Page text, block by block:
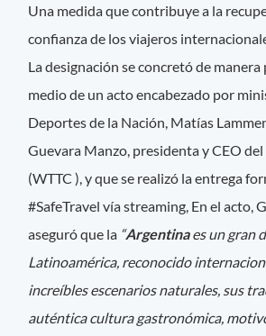
Una medida que contribuye a la
confianza de los viajeros
La designación se concretó de
medio de un acto encabezado por
Deportes de la Nación, Matías
Guevara Manzo, presidenta y CEO
(WTTC ), y que se realizó la entrega
#SafeTravel vía streaming, En el acto,
aseguró que la “Argentinaes un gran
Latinoamérica, reconocido
increíbles escenarios naturales, sus
auténtica cultura gastronómica,